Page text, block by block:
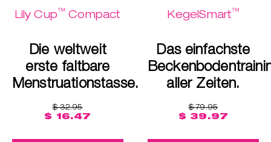
Lily Cup™ Compact
Die weltweit
erste faltbare
Menstruationstasse.
$ 32.95
$ 16.47
KegelSmart™
Das einfachste
aller Zeiten.
$ 79.95
$ 39.97